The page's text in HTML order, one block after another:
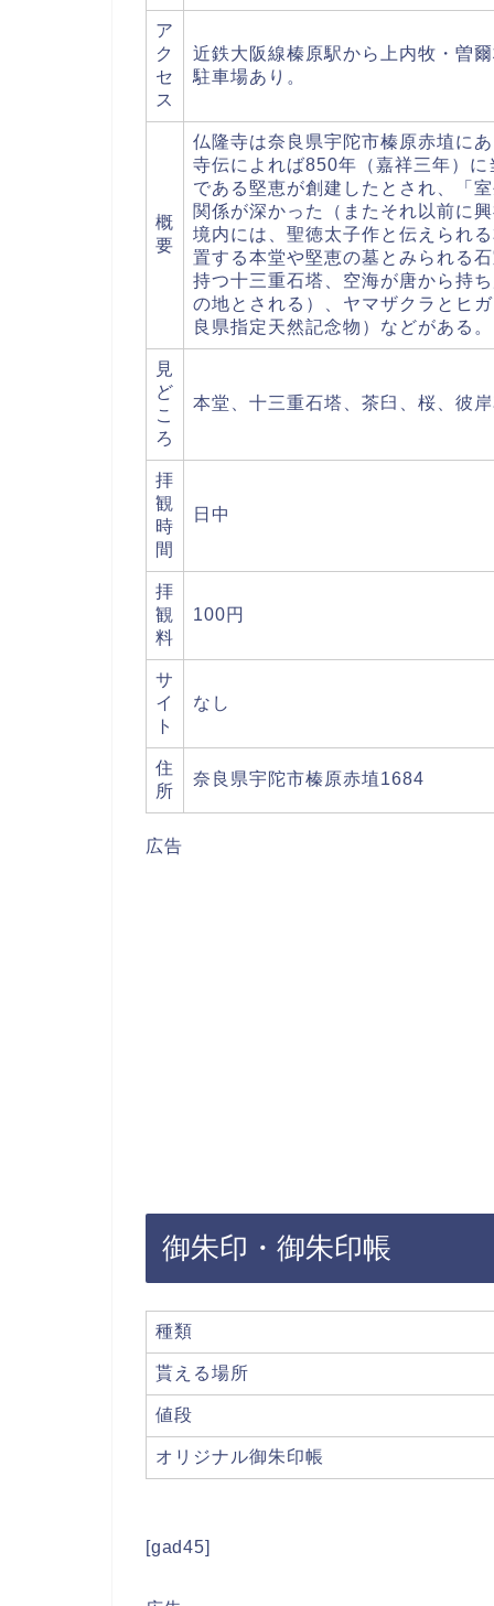
ア
ク
セ
ス
近鉄大阪線榛原駅から上内牧・曽
駐車場あり。
概
要
仏隆寺は奈良県宇陀市榛原赤埴に
寺伝によれば850年（嘉祥三年）
である堅恵が創建したとされ、「
関係が深かった（またそれ以前に
境内には、聖徳太子作と伝えられ
置する本堂や堅恵の墓とみられる
持つ十三重石塔、空海が唐から持
の地とされる）、ヤマザクラとヒ
良県指定天然記念物）などがある。
見
ど
こ
ろ
本堂、十三重石塔、茶臼、桜、彼
拝
観
時
間
日中
拝
観
料
100円
サ
イ
ト
なし
住
所
奈良県宇陀市榛原赤埴1684
広告
御朱印・御朱印帳
種類
貰える場所
値段
オリジナル御朱印帳
[gad45]